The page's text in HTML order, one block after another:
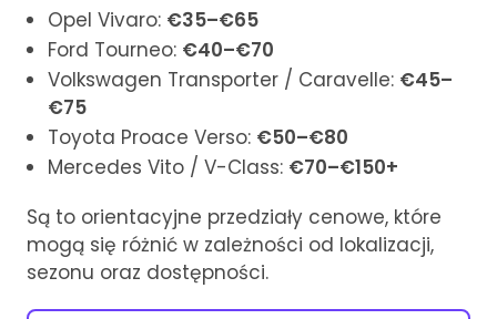
Opel Vivaro: €35–€65
Ford Tourneo: €40–€70
Volkswagen Transporter / Caravelle: €45–
€75
Toyota Proace Verso: €50–€80
Mercedes Vito / V-Class: €70–€150+
Są to orientacyjne przedziały cenowe, które
mogą się różnić w zależności od lokalizacji,
sezonu oraz dostępności.